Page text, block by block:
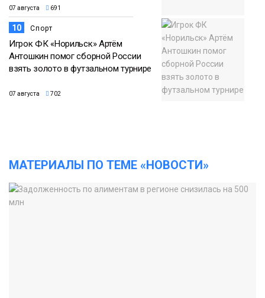
07 августа 691
10 Спорт
Игрок ФК «Норильск» Артём
Антошкин помог сборной России
взять золото в футзальном турнире
07 августа 702
МАТЕРИАЛЫ ПО ТЕМЕ «НОВОСТИ»